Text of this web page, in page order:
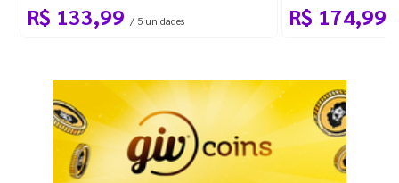
R$ 133,99 / 5 unidades R$ 174,99